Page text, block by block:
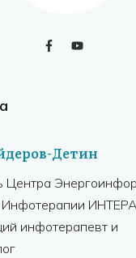
Детин
Центра
Инфотерапии ИНТЕРА
инфотерапевт и